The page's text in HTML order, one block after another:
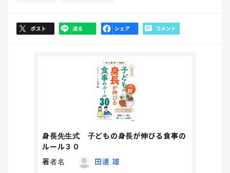
身長先生式 子どもの身長が伸びる食事の
ルール３０
著者名
田邊 雄